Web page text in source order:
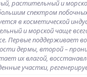
растительный и
спектром
в косметической
и морской чаще
Первые поддерживает
дермы, второй –
их влагой,
участки,